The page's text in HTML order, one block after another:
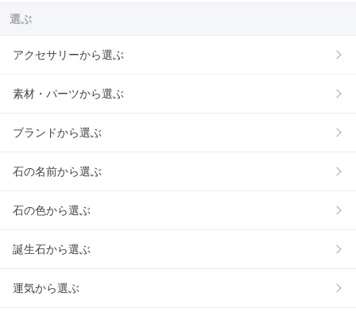
選ぶ
アクセサリーから選ぶ
素材・パーツから選ぶ
ブランドから選ぶ
石の名前から選ぶ
石の色から選ぶ
誕生石から選ぶ
運気から選ぶ